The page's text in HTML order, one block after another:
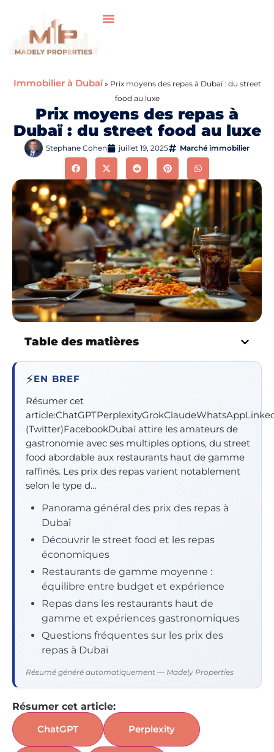
Immobilier à Dubaï» Prix moyens des repas à Dubaï : du street
food au luxe
Prix moyens des repas à
Dubaï : du street food au luxe
Stephane Cohen juillet 19, 2025 Marché immobilier
Table des matières
⚡EN BREF
Résumer cet
(Twitter)FacebookDubaï attire les amateurs de
gastronomie avec ses multiples options, du street
food abordable aux restaurants haut de gamme
raffinés. Les prix des repas varient notablement
selon le type d…
Panorama général des prix des repas à
Dubaï
Découvrir le street food et les repas
économiques
Restaurants de gamme moyenne :
équilibre entre budget et expérience
Repas dans les restaurants haut de
gamme et expériences gastronomiques
Questions fréquentes sur les prix des
repas à Dubaï
Résumé généré automatiquement — Madely Properties
Résumer cet article:
ChatGPT
Perplexity